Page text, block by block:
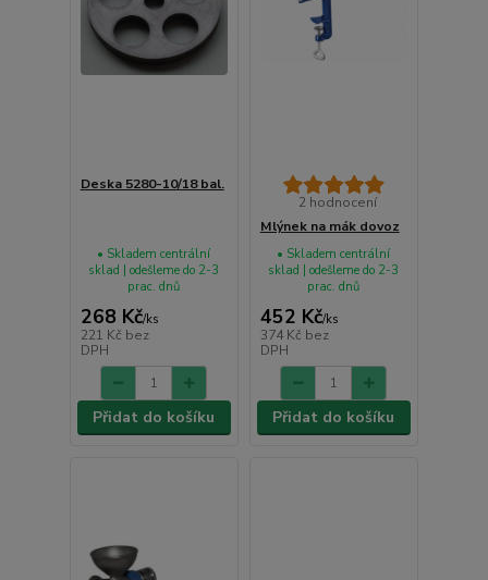
Deska 5280-10/18 bal.
268 Kč/ks
221 Kč bez
DPH
• Skladem centrální
sklad | odešleme do 2-3
prac. dnů
Přidat do košíku
2 hodnocení
Mlýnek na mák dovoz
452 Kč/ks
374 Kč bez
DPH
• Skladem centrální
sklad | odešleme do 2-3
prac. dnů
Přidat do košíku